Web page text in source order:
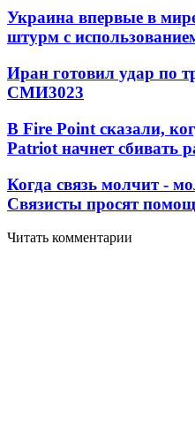
Украина впервые в
штурм с
Иран готовил удар по
СМИ3023
В Fire Point сказали,
Patriot начнет сбивать
Когда связь молчит -
Связисты просят
Читать комментарии